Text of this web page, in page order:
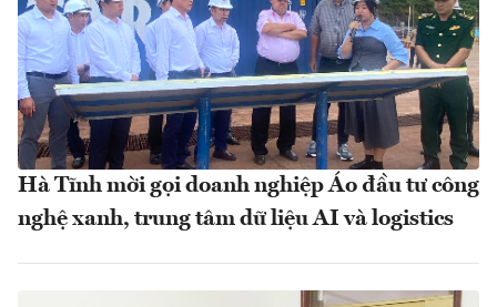
Hà Tĩnh mời gọi doanh nghiệp Áo đầu tư công
nghệ xanh, trung tâm dữ liệu AI và logistics